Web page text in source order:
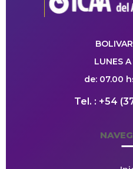
LUNES
de: 07.00
Tel. : +54